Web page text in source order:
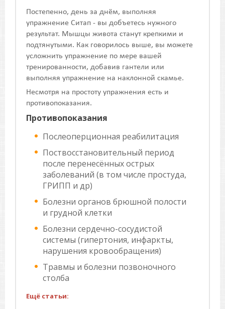
Постепенно, день за днём, выполняя
упражнение Ситап - вы добъетесь нужного
результат. Мышцы живота станут крепкими и
подтянутыми. Как говорилось выше, вы можете
усложнить упражнение по мере вашей
тренированности, добавив гантели или
выполняя упражнение на наклонной скамье.
Несмотря на простоту упражнения есть и
противопоказания.
Противопоказания
Послеоперционная реабилитация
Поствосстановительный период
после перенесённых острых
заболеваний (в том числе простуда,
ГРИПП и др)
Болезни органов брюшной полости
и грудной клетки
Болезни сердечно-сосудистой
системы (гипертония, инфаркты,
нарушения кровообращения)
Травмы и болезни позвоночного
столба
Ещё статьи: